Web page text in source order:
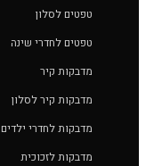
טפטים לסלון
טפטים לחדרי שינה
מדבקות קיר
מדבקות קיר לסלון
מדבקות לחדרי ילדים
מדבקות לזכוכית